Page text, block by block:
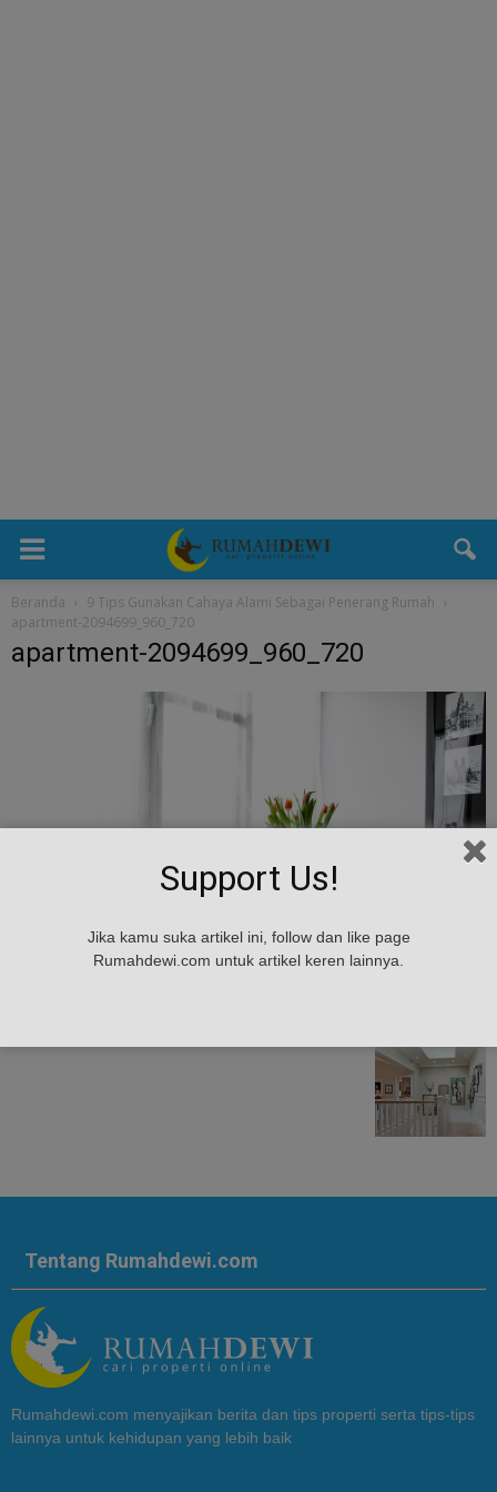
Beranda
9 Tips Gunakan Cahaya Alami Sebagai Penerang Rumah
apartment-2094699_960_720
apartment-2094699_960_720
Tentang Rumahdewi.com
Rumahdewi.com menyajikan berita dan tips properti serta tips-tips
lainnya untuk kehidupan yang lebih baik
Support Us!
Jika kamu suka artikel ini, follow dan like page
Rumahdewi.com untuk artikel keren lainnya.